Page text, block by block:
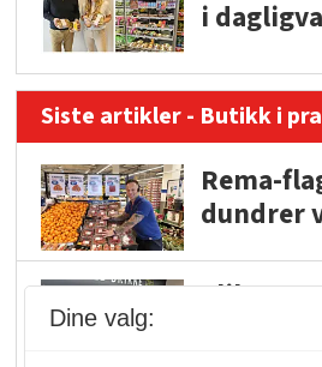
i
Siste artikler - Butikk i
Rema-
dundrer
Slik
Dine valg: